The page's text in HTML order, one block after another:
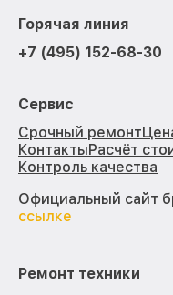
Горячая линия
+7 (495) 152-68-30
Сервис
Срочный ремонт
КонтактыРасчёт
Контроль качества
Официальный сайт
ссылке
Ремонт техники